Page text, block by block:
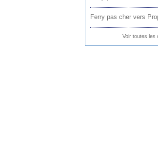
Ferry pas cher vers
Voir toutes les